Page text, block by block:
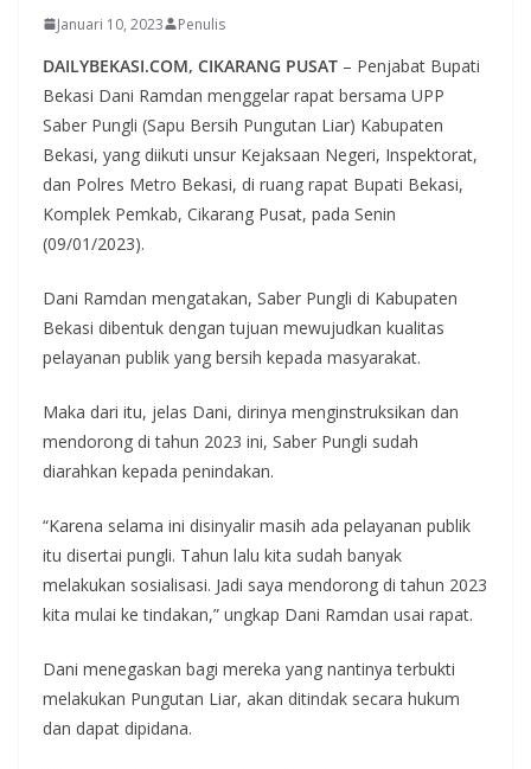
Januari 10, 2023 Penulis
DAILYBEKASI.COM, CIKARANG PUSAT – Penjabat Bupati
Bekasi Dani Ramdan menggelar rapat bersama UPP
Saber Pungli (Sapu Bersih Pungutan Liar) Kabupaten
Bekasi, yang diikuti unsur Kejaksaan Negeri, Inspektorat,
dan Polres Metro Bekasi, di ruang rapat Bupati Bekasi,
Komplek Pemkab, Cikarang Pusat, pada Senin
(09/01/2023).
Dani Ramdan mengatakan, Saber Pungli di Kabupaten
Bekasi dibentuk dengan tujuan mewujudkan kualitas
pelayanan publik yang bersih kepada masyarakat.
Maka dari itu, jelas Dani, dirinya menginstruksikan dan
mendorong di tahun 2023 ini, Saber Pungli sudah
diarahkan kepada penindakan.
“Karena selama ini disinyalir masih ada pelayanan publik
itu disertai pungli. Tahun lalu kita sudah banyak
melakukan sosialisasi. Jadi saya mendorong di tahun 2023
kita mulai ke tindakan,” ungkap Dani Ramdan usai rapat.
Dani menegaskan bagi mereka yang nantinya terbukti
melakukan Pungutan Liar, akan ditindak secara hukum
dan dapat dipidana.